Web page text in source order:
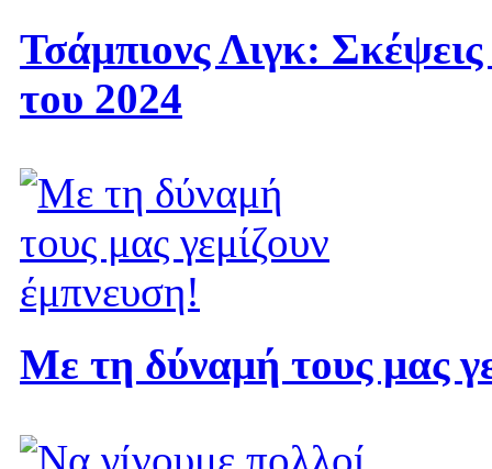
Τσάμπιονς Λιγκ:
του 2024
Με τη δύναμή τους μας